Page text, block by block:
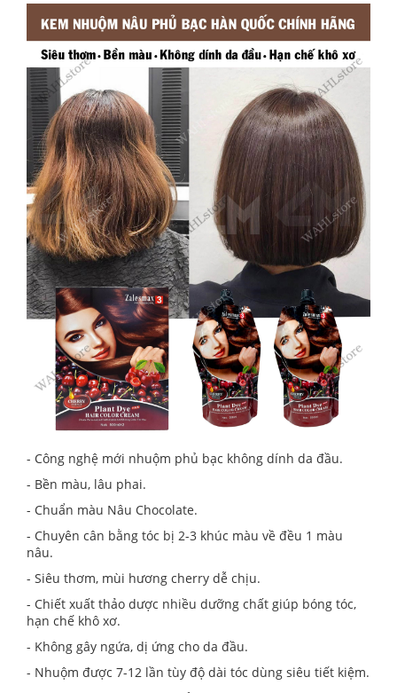
- Công nghệ mới nhuộm phủ bạc không dính da đầu.
- Bền màu, lâu phai.
- Chuẩn màu Nâu Chocolate.
- Chuyên cân bằng tóc bị 2-3 khúc màu về đều 1 màu
nâu.
- Siêu thơm, mùi hương cherry dễ chịu.
- Chiết xuất thảo dược nhiều dưỡng chất giúp bóng tóc,
hạn chế khô xơ.
- Không gây ngứa, dị ứng cho da đầu.
- Nhuộm được 7-12 lần tùy độ dài tóc dùng siêu tiết kiệm.